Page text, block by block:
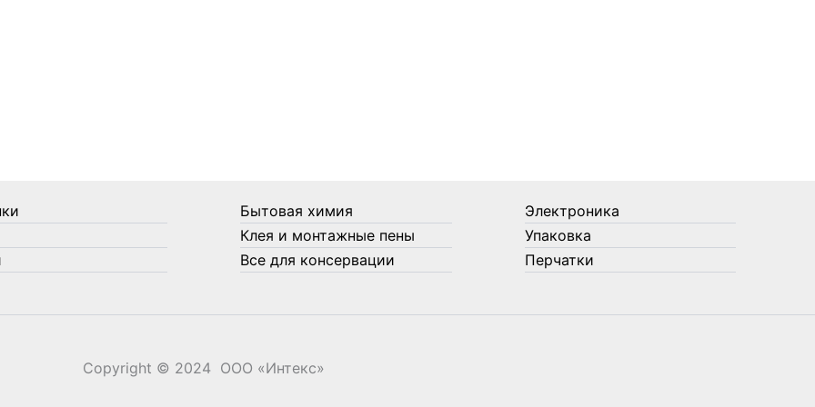
Бытовая химия
Клея и монтажные пены
Все для консервации
Электроника
Упаковка
Перчатки
Copyright © 2024 ООО «‎Интекс»‎